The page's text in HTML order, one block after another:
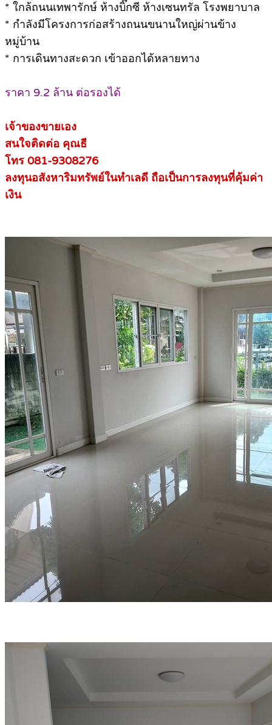
* ใกล้ถนนเทพารักษ์ ห้างบิ๊กซี ห้างเซนทรัล โรงพยาบาล
* กำลังมีโครงการก่อสร้างถนนขนานใหญ่ผ่านข้าง
หมู่บ้าน
* การเดินทางสะดวก เข้าออกได้หลายทาง
ราคา 9.2 ล้าน ต่อรองได้
เจ้าของขายเอง
สนใจติดต่อ คุณธี
โทร 081-9308276
ลงทุนอสังหาริมทรัพย์ในทำเลดี ถือเป็นการลงทุนที่คุ้มค่า
เงิน